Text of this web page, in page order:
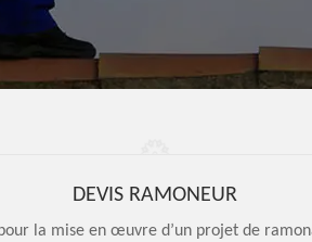
DEVIS RAMONEUR
la mise en œuvre d’un projet de